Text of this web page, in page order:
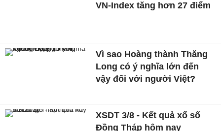
VN-Index tăng hơn 27 điểm
Vì sao Hoàng thành Thăng
Long có ý nghĩa lớn đến
vậy đối với người Việt?
XSDT 3/8 - Kết quả xổ số
Đồng Tháp hôm nay